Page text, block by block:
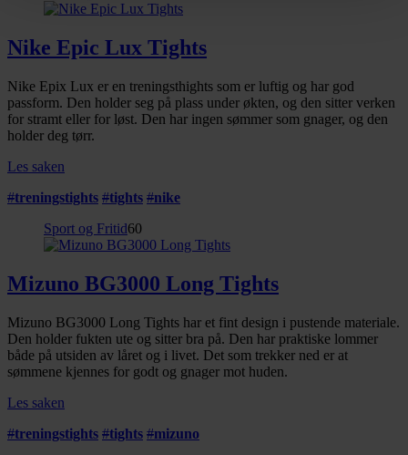
annonser et personlig preg, for å levere sosiale
dessuten informasjon om hvordan du bruker nettstedet
vårt, med partnerne våre innen sosiale medier,
annonsering og analysearbeid, som kan kombinere den
med annen informasjon du har gjort tilgjengelig for dem,
tjenestene deres.
Nike Epic Lux Tights
Nike Epix Lux er en treningsthights som er luftig og har god
passform. Den holder seg på plass under økten, og den sitter verken
for stramt eller for løst. Den har ingen sømmer som gnager, og den
holder deg tørr.
Les saken
#treningstights #tights #nike
Sport og Fritid60
Mizuno BG3000 Long Tights
Mizuno BG3000 Long Tights har et fint design i pustende materiale.
Den holder fukten ute og sitter bra på. Den har praktiske lommer
både på utsiden av låret og i livet. Det som trekker ned er at
sømmene kjennes for godt og gnager mot huden.
Les saken
#treningstights #tights #mizuno